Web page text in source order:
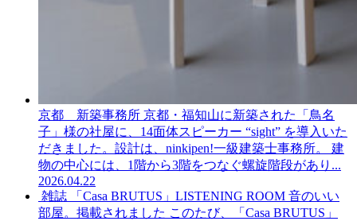
京都 新築事務所 京都・福知山に新築された「鳥名
子」様の社屋に、14面体スピーカー “sight” を導入いた
だきました。設計は、ninkipen!一級建築士事務所。 建
物の中心には、1階から3階をつなぐ螺旋階段があり...
2026.04.22
雑誌 「Casa BRUTUS」LISTENING ROOM 音のいい
部屋。掲載されました このたび、「Casa BRUTUS」